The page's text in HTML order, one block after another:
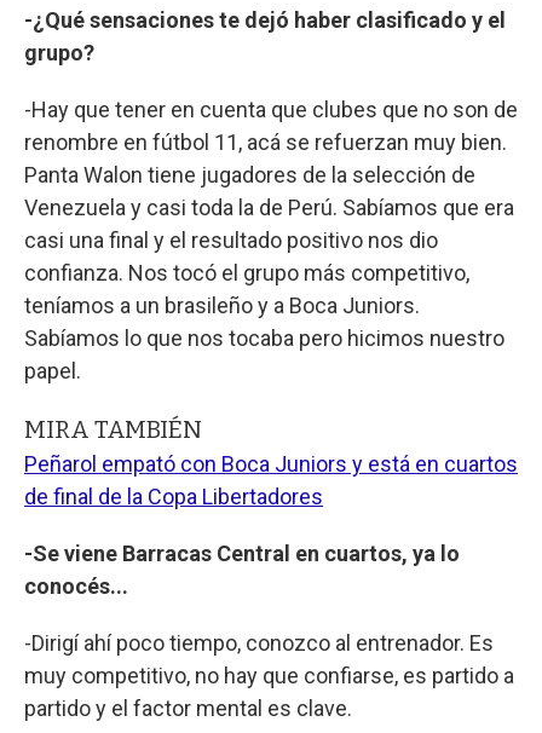
-¿Qué sensaciones te dejó haber clasificado y el
grupo?
-Hay que tener en cuenta que clubes que no son de
renombre en fútbol 11, acá se refuerzan muy bien.
Panta Walon tiene jugadores de la selección de
Venezuela y casi toda la de Perú. Sabíamos que era
casi una final y el resultado positivo nos dio
confianza. Nos tocó el grupo más competitivo,
teníamos a un brasileño y a Boca Juniors.
Sabíamos lo que nos tocaba pero hicimos nuestro
papel.
MIRA TAMBIÉN
Peñarol empató con Boca Juniors y está en cuartos
de final de la Copa Libertadores
-Se viene Barracas Central en cuartos, ya lo
conocés...
-Dirigí ahí poco tiempo, conozco al entrenador. Es
muy competitivo, no hay que confiarse, es partido a
partido y el factor mental es clave.